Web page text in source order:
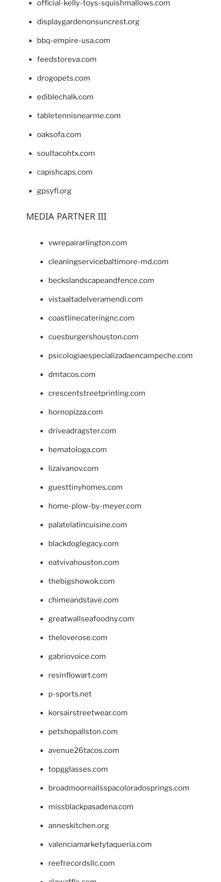
official-kelly-toys-squishmallows.com
displaygardenonsuncrest.org
bbq-empire-usa.com
feedstoreva.com
drogopets.com
ediblechalk.com
tabletennisnearme.com
oaksofa.com
soultacohtx.com
capishcaps.com
gpsyfl.org
MEDIA PARTNER III
vwrepairarlington.com
cleaningservicebaltimore-md.com
beckslandscapeandfence.com
vistaaltadelveramendi.com
coastlinecateringnc.com
cuesburgershouston.com
psicologiaespecializadaencampeche.com
dmtacos.com
crescentstreetprinting.com
hornopizza.com
driveadragster.com
hematologa.com
lizaivanov.com
guesttinyhomes.com
home-plow-by-meyer.com
palatelatincuisine.com
blackdoglegacy.com
eatvivahouston.com
thebigshowok.com
chimeandstave.com
greatwallseafoodny.com
theloverose.com
gabriovoice.com
resinflowart.com
p-sports.net
korsairstreetwear.com
petshopallston.com
avenue26tacos.com
topgglasses.com
broadmoornailsspacoloradosprings.com
missblackpasadena.com
anneskitchen.org
valenciamarketytaqueria.com
reefrecordsllc.com